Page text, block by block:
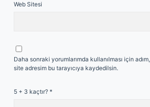
Web Sitesi
Daha sonraki yorumlarımda kullanılması için
site adresim bu tarayıcıya kaydedilsin.
5 + 3 kaçtır? *